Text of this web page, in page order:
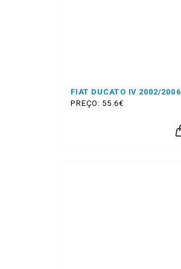
FIAT DUCATO IV 2002/2006
PREÇO: 55.6€